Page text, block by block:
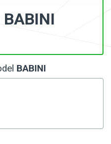
BABINI
BABINI